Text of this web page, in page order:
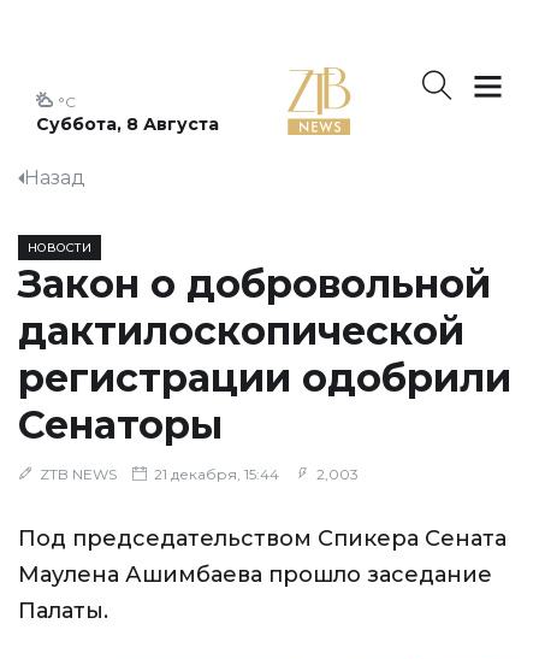
Суббота, 8 Августа
°C
Назад
НОВОСТИ
Закон о добровольной
дактилоскопической
регистрации одобрили
Сенаторы
ZTB NEWS 21 декабря, 15:44 2,003
Под председательством Спикера Сената
Маулена Ашимбаева прошло заседание
Палаты.